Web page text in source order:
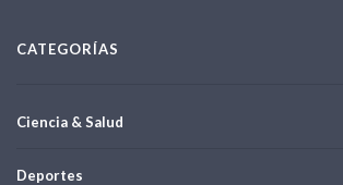
CATEGORÍAS
Ciencia & Salud
Deportes